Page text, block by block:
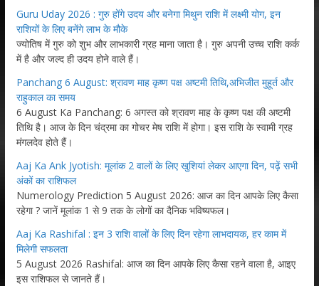
Guru Uday 2026 : गुरु होंगे उदय और बनेगा मिथुन राशि में लक्ष्मी योग, इन
राशियों के लिए बनेंगे लाभ के मौके
ज्योतिष में गुरु को शुभ और लाभकारी ग्रह माना जाता है। गुरु अपनी उच्च राशि कर्क
में है और जल्द ही उदय होने वाले हैं।
Panchang 6 August: श्रावण माह कृष्ण पक्ष अष्टमी तिथि,अभिजीत मुहूर्त और
राहुकाल का समय
6 August Ka Panchang: 6 अगस्त को श्रावण माह के कृष्ण पक्ष की अष्टमी
तिथि है। आज के दिन चंद्रमा का गोचर मेष राशि में होगा। इस राशि के स्वामी ग्रह
मंगलदेव होते हैं।
Aaj Ka Ank Jyotish: मूलांक 2 वालों के लिए खुशियां लेकर आएगा दिन, पढ़ें सभी
अंकों का राशिफल
Numerology Prediction 5 August 2026: आज का दिन आपके लिए कैसा
रहेगा ? जानें मूलांक 1 से 9 तक के लोगों का दैनिक भविष्यफल।
Aaj Ka Rashifal : इन 3 राशि वालों के लिए दिन रहेगा लाभदायक, हर काम में
मिलेगी सफलता
5 August 2026 Rashifal: आज का दिन आपके लिए कैसा रहने वाला है, आइए
इस राशिफल से जानते हैं।